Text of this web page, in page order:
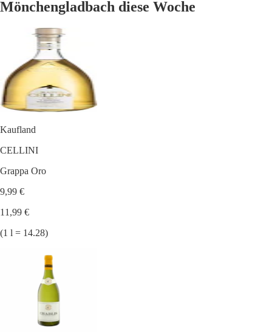
Mönchengladbach diese Woche
Kaufland
CELLINI
Grappa Oro
9,99 €
11,99 €
(1 l = 14.28)